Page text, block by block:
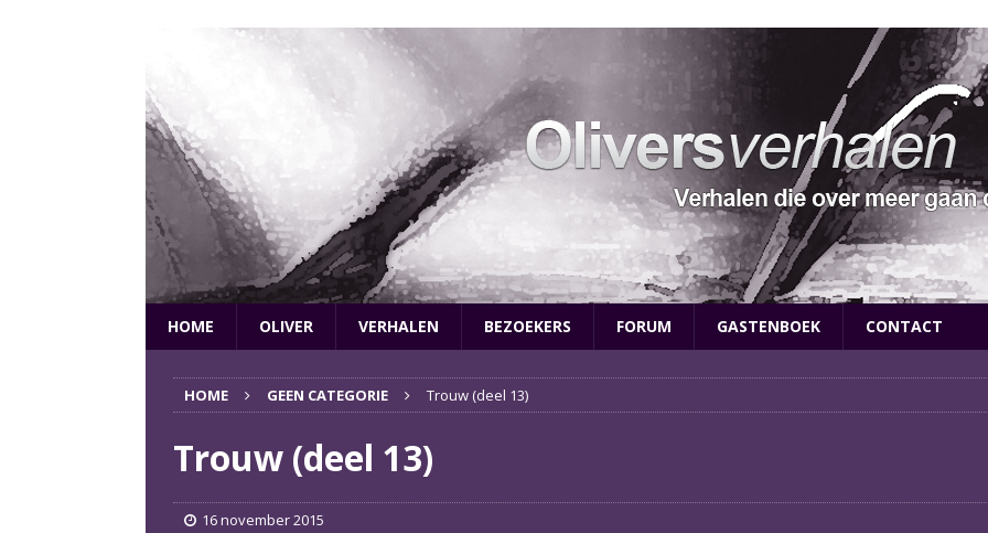
HOME OLIVER VERHALEN BEZOEKERS FORUM GASTENBOEK CONTACT
HOME GEEN CATEGORIE Trouw (deel 13)
Trouw (deel 13)
16 november 2015